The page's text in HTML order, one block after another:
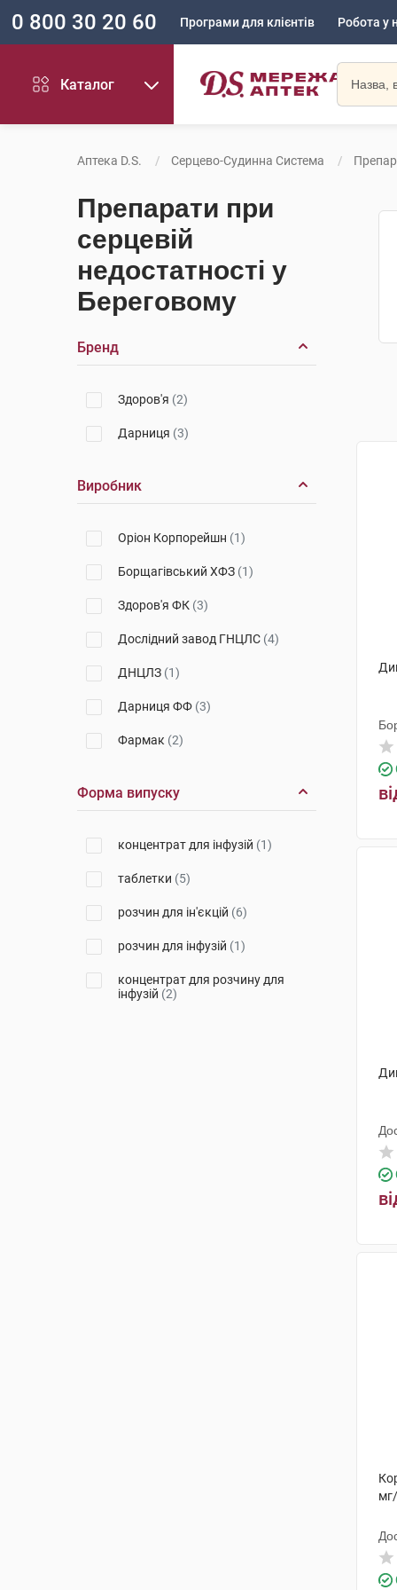
0 800 30 20 60 Програми для клієнтів Робота у
Каталог
Аптека D.S. Серцево-Судинна Система
Препарати при
серцевій
недостатності у
Береговому
Бренд
Здоров'я (2)
Дарниця (3)
Виробник
Оріон Корпорейшн (1)
Борщагівський ХФЗ (1)
Здоров'я ФК (3)
Дослідний завод ГНЦЛС (4)
ДНЦЛЗ (1)
Дарниця ФФ (3)
Фармак (2)
Форма випуску
концентрат для інфузій (1)
таблетки (5)
розчин для ін'єкцій (6)
розчин для інфузій (1)
концентрат для розчину для
інфузій (2)